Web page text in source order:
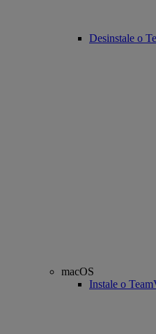
Desinstale o
macOS
Instale o